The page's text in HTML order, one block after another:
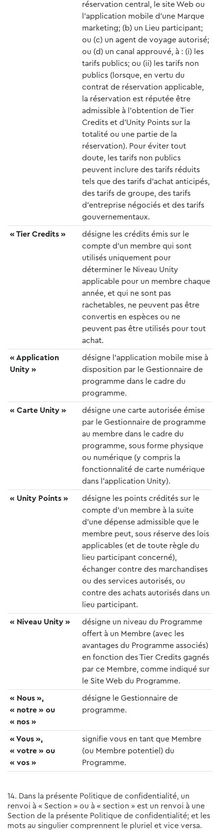
réservation central, le site Web ou
l’application mobile d’une Marque
marketing; (b) un Lieu participant;
ou (c) un agent de voyage autorisé;
ou (d) un canal approuvé, à : (i) les
tarifs publics; ou (ii) les tarifs non
publics (lorsque, en vertu du
contrat de réservation applicable,
la réservation est réputée être
admissible à l’obtention de Tier
Credits et d’Unity Points sur la
totalité ou une partie de la
réservation). Pour éviter tout
doute, les tarifs non publics
peuvent inclure des tarifs réduits
tels que des tarifs d’achat anticipés,
des tarifs de groupe, des tarifs
d’entreprise négociés et des tarifs
gouvernementaux.
« Tier Credits »
désigne les crédits émis sur le
compte d’un membre qui sont
utilisés uniquement pour
déterminer le Niveau Unity
applicable pour un membre chaque
année, et qui ne sont pas
rachetables, ne peuvent pas être
convertis en espèces ou ne
peuvent pas être utilisés pour tout
achat.
« Application
Unity »
désigne l’application mobile mise à
disposition par le Gestionnaire de
programme dans le cadre du
programme.
« Carte Unity »
désigne une carte autorisée émise
par le Gestionnaire de programme
au membre dans le cadre du
programme, sous forme physique
ou numérique (y compris la
fonctionnalité de carte numérique
dans l’application Unity).
« Unity Points »
désigne les points crédités sur le
compte d’un membre à la suite
d’une dépense admissible que le
membre peut, sous réserve des lois
applicables (et de toute règle du
lieu participant concerné),
échanger contre des marchandises
ou des services autorisés, ou
contre des achats autorisés dans un
lieu participant.
« Niveau Unity »
désigne un niveau du Programme
offert à un Membre (avec les
avantages du Programme associés)
en fonction des Tier Credits gagnés
par ce Membre, comme indiqué sur
le Site Web du Programme.
« Nous »,
« notre » ou
« nos »
désigne le Gestionnaire de
programme.
« Vous »,
« votre » ou
« vos »
signifie vous en tant que Membre
(ou Membre potentiel) du
Programme.
14. Dans la présente Politique de confidentialité, un
renvoi à « Section » ou à « section » est un renvoi à une
Section de la présente Politique de confidentialité; et les
mots au singulier comprennent le pluriel et vice versa.